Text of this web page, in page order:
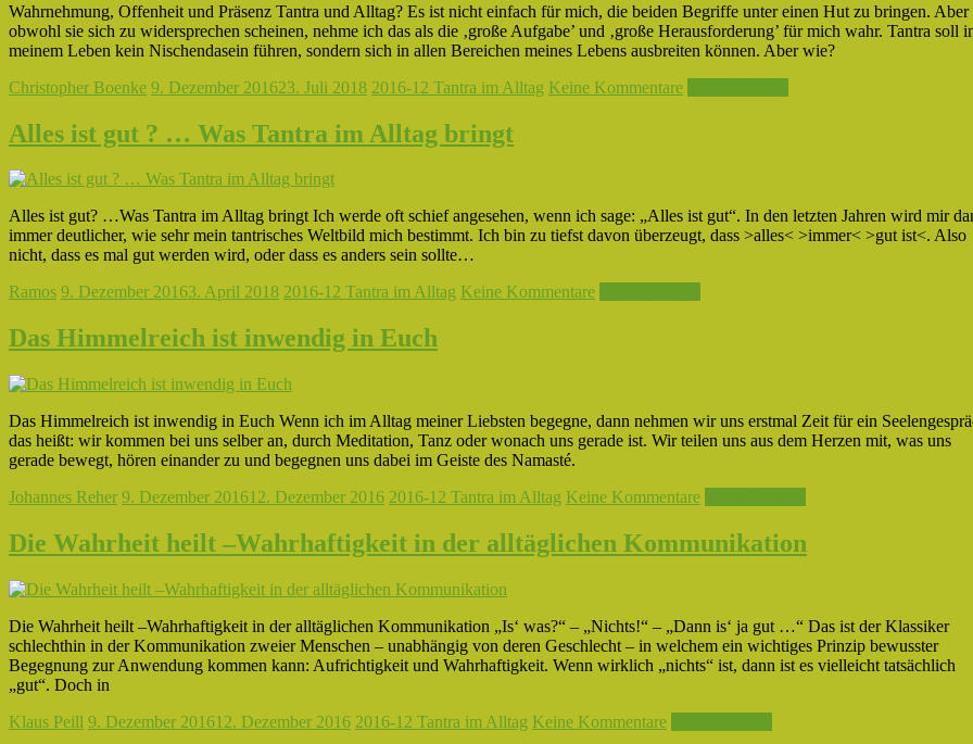
Wahrnehmung, Offenheit und Präsenz Tantra und Alltag? Es ist nicht einfach für mich, die beiden Begriffe unter einen Hut zu bringen. Aber
obwohl sie sich zu widersprechen scheinen, nehme ich das als die ‚große Aufgabe’ und ‚große Herausforderung’ für mich wahr. Tantra soll
meinem Leben kein Nischendasein führen, sondern sich in allen Bereichen meines Lebens ausbreiten können. Aber wie?
Christopher Boenke 9. Dezember 201623. Juli 2018 2016-12 Tantra im Alltag Keine Kommentare
Alles ist gut ? … Was Tantra im Alltag bringt
Alles ist gut? …Was Tantra im Alltag bringt Ich werde oft schief angesehen, wenn ich sage: „Alles ist gut“. In den letzten Jahren wird mir
immer deutlicher, wie sehr mein tantrisches Weltbild mich bestimmt. Ich bin zu tiefst davon überzeugt, dass >alles< >immer< >gut ist<. Also
nicht, dass es mal gut werden wird, oder dass es anders sein sollte…
Ramos 9. Dezember 20163. April 2018 2016-12 Tantra im Alltag Keine Kommentare
Das Himmelreich ist inwendig in Euch
Das Himmelreich ist inwendig in Euch Wenn ich im Alltag meiner Liebsten begegne, dann nehmen wir uns erstmal Zeit für ein
das heißt: wir kommen bei uns selber an, durch Meditation, Tanz oder wonach uns gerade ist. Wir teilen uns aus dem Herzen mit, was uns
gerade bewegt, hören einander zu und begegnen uns dabei im Geiste des Namasté.
Johannes Reher 9. Dezember 201612. Dezember 2016 2016-12 Tantra im Alltag Keine Kommentare
Die Wahrheit heilt –Wahrhaftigkeit in der alltäglichen Kommunikation
Die Wahrheit heilt –Wahrhaftigkeit in der alltäglichen Kommunikation „Is‘ was?“ – „Nichts!“ – „Dann is‘ ja gut …“ Das ist der Klassiker
schlechthin in der Kommunikation zweier Menschen – unabhängig von deren Geschlecht – in welchem ein wichtiges Prinzip bewusster
Begegnung zur Anwendung kommen kann: Aufrichtigkeit und Wahrhaftigkeit. Wenn wirklich „nichts“ ist, dann ist es vielleicht tatsächlich
„gut“. Doch in
Klaus Peill 9. Dezember 201612. Dezember 2016 2016-12 Tantra im Alltag Keine Kommentare